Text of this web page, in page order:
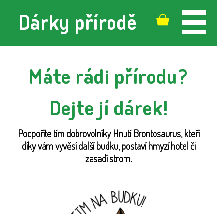
Dárky přírodě
Máte rádi přírodu?
Dejte jí dárek!
Podpoříte tím dobrovolníky Hnutí Brontosaurus, kteří
díky vám vyvěsí další budku, postaví hmyzí hotel či
zasadí strom.